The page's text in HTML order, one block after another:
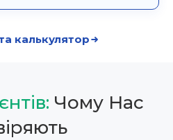
калькулятор
Чому Нас